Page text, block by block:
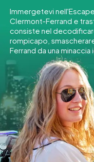
Team Building
Biglietti
INT AT
ES
FR
IT
NL
Immergetevi
Clermont-Ferrand e
consiste nel
rompicapo,
Ferrand da una minaccia